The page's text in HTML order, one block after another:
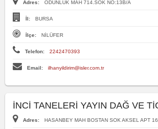
Adres: ODUNLUK MAH 714.SOK NO:13B/A
İl: BURSA
İlçe: NİLÜFER
Telefon: 2242470393
Email: ilhanyildirim@isler.com.tr
İNCİ TANELERİ YAYIN DAĞ VE
Adres: HASANBEY MAH BOSTAN SOK AKSEL APT